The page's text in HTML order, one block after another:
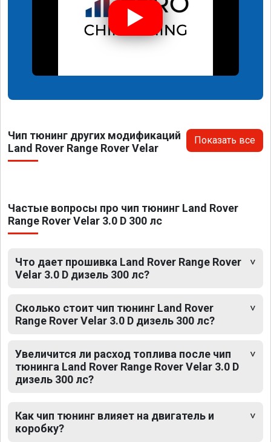
Чип тюнинг других модификаций
Land Rover Range Rover Velar
Показать все
Частые вопросы про чип тюнинг Land Rover
Range Rover Velar 3.0 D 300 лс
Что дает прошивка Land Rover Range Rover
Velar 3.0 D дизель 300 лс?
Сколько стоит чип тюнинг Land Rover
Range Rover Velar 3.0 D дизель 300 лс?
Увеличится ли расход топлива после чип
тюнинга Land Rover Range Rover Velar 3.0 D
дизель 300 лс?
Как чип тюнинг влияет на двигатель и
коробку?